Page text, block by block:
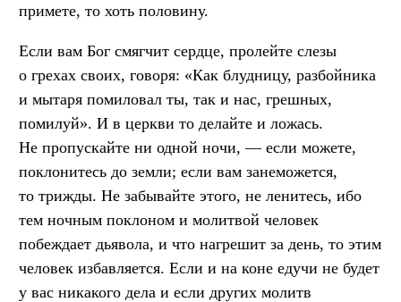
примете, то хоть половину.
Если вам Бог смягчит сердце, пролейте слезы
о грехах своих, говоря: «Как блудницу, разбойника
и мытаря помиловал ты, так и нас, грешных,
помилуй». И в церкви то делайте и ложась.
Не пропускайте ни одной ночи, — если можете,
поклонитесь до земли; если вам занеможется,
то трижды. Не забывайте этого, не ленитесь, ибо
тем ночным поклоном и молитвой человек
побеждает дьявола, и что нагрешит за день, то этим
человек избавляется. Если и на коне едучи не будет
у вас никакого дела и если других молитв